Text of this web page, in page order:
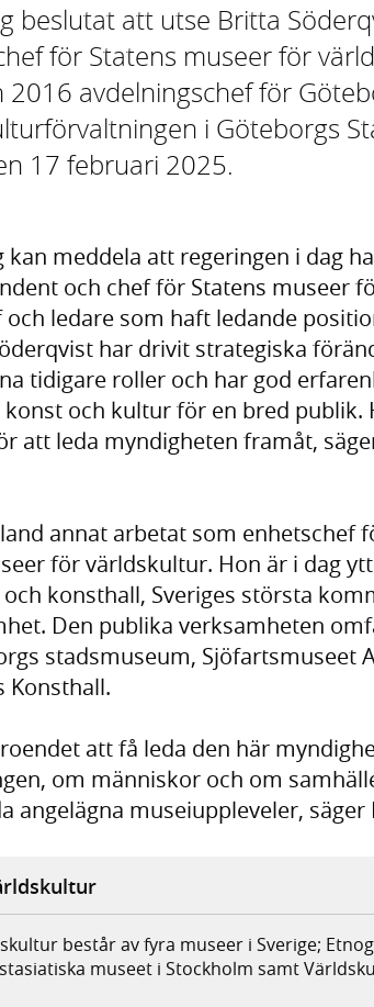
beslutat att utse Britta
för Statens museer för
2016 avdelningschef för
i Göteborgs
17 februari 2025.
kan meddela att regeringen i dag
och chef för Statens museer
och ledare som haft ledande
har drivit strategiska
tidigare roller och har god
och kultur för en bred publik.
att leda myndigheten framåt,
annat arbetat som enhetschef
för världskultur. Hon är i dag
konsthall, Sveriges största
Den publika verksamheten
stadsmuseum, Sjöfartsmuseet
Konsthall.
att få leda den här
om människor och om
angelägna museiuppleveler, säger
består av fyra museer i Sverige;
museet i Stockholm samt